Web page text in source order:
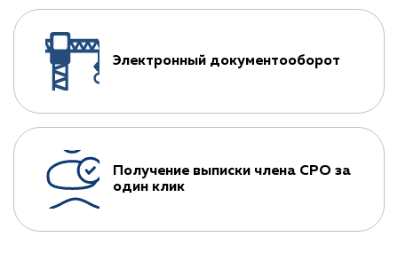
Электронный документооборот
Получение выписки члена СРО за
один клик